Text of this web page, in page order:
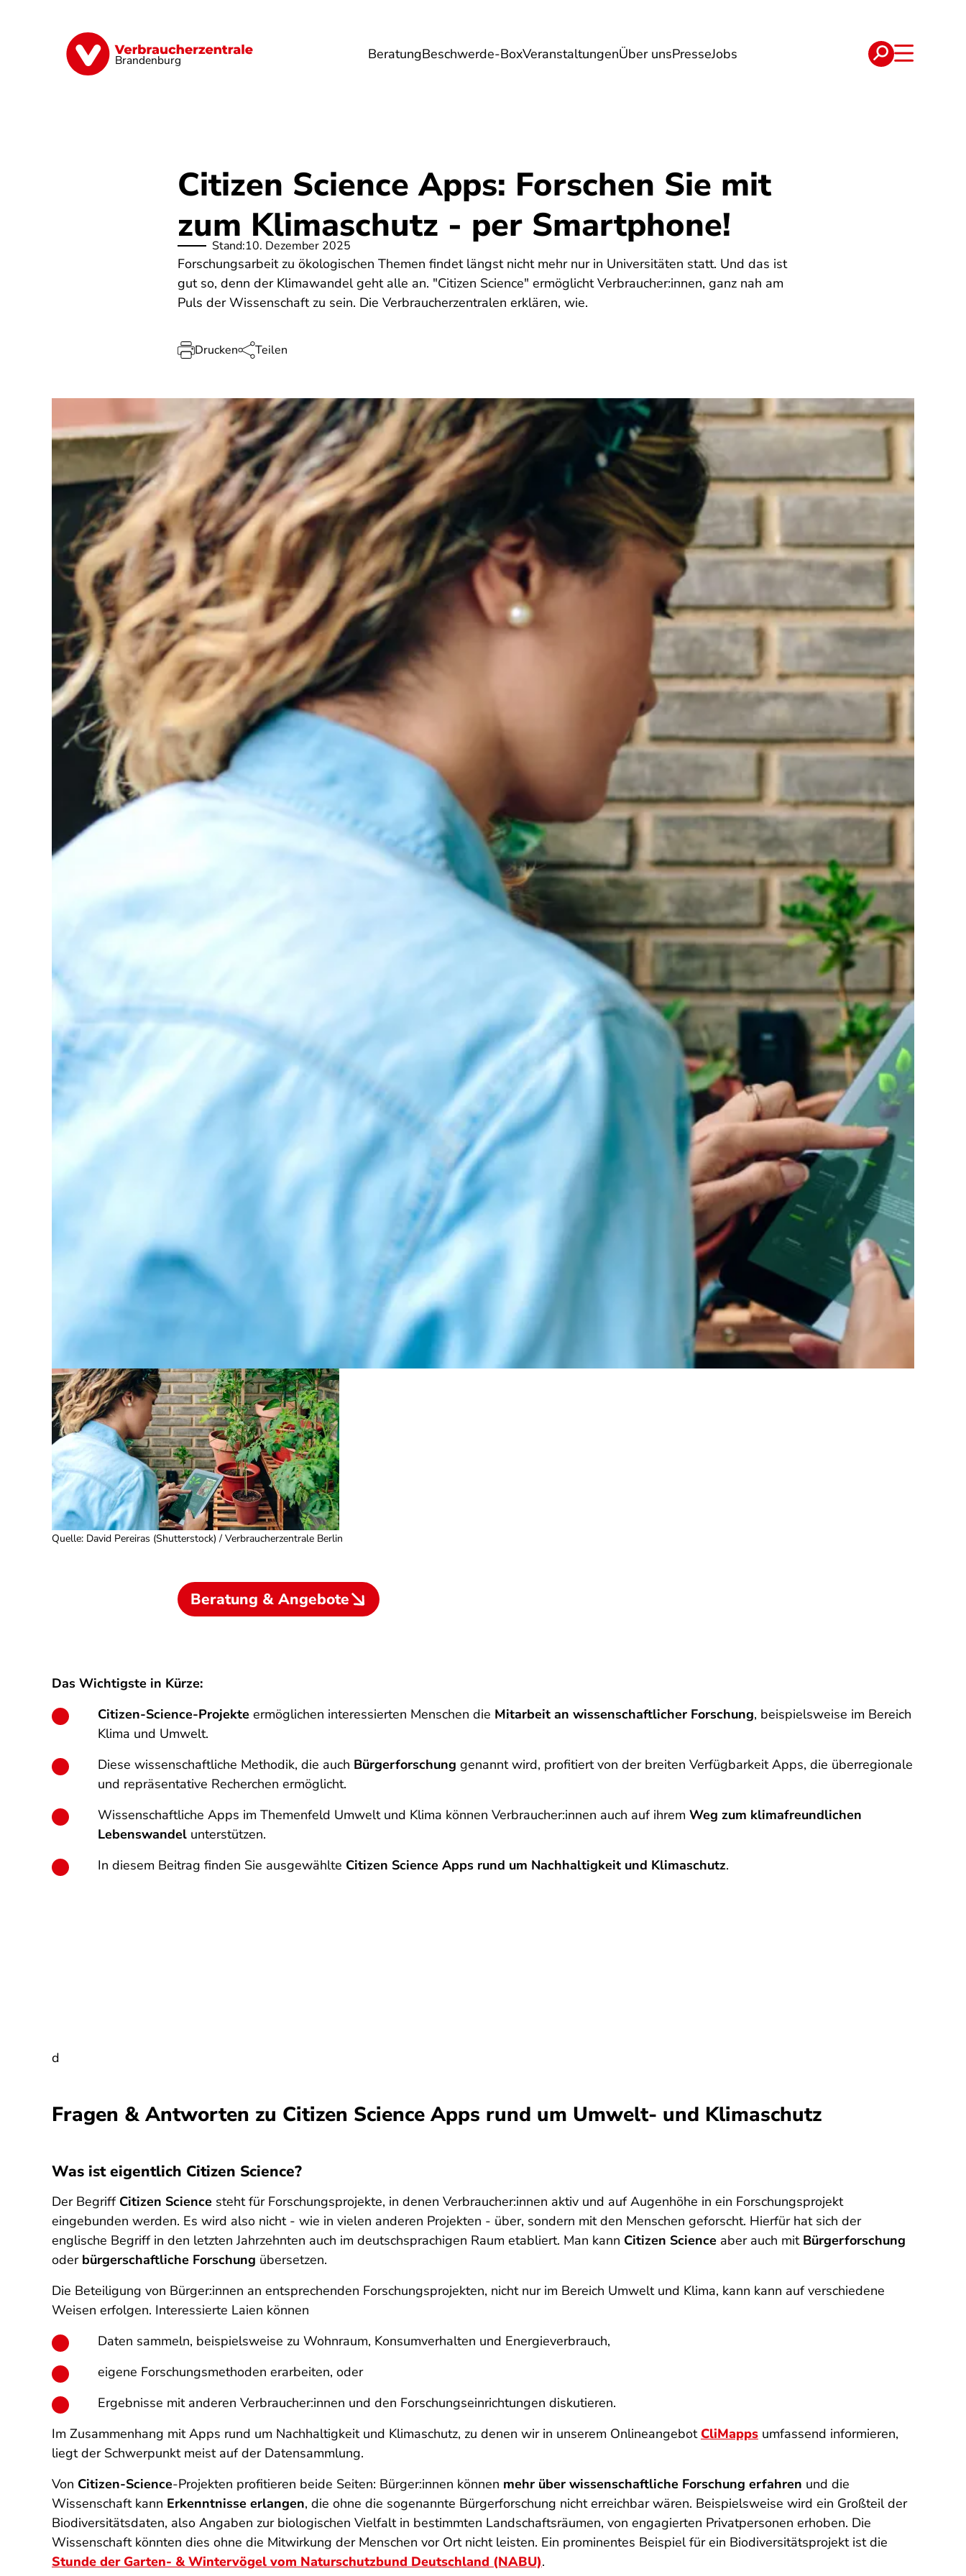
Brandenburg BeratungBeschwerde-BoxVeranstaltungenÜber unsPresseJobs
Finanzen Digitales Lebensmittel Umwelt Gesundheit Energie Reise Verträge
Citizen Science Apps: Forschen Sie mit
zum Klimaschutz - per Smartphone!
Stand:10. Dezember 2025
Forschungsarbeit zu ökologischen Themen findet längst nicht mehr nur in Universitäten statt. Und das ist
gut so, denn der Klimawandel geht alle an. "Citizen Science" ermöglicht Verbraucher:innen, ganz nah am
Puls der Wissenschaft zu sein. Die Verbraucherzentralen erklären, wie.
Drucken Teilen
Quelle: David Pereiras (Shutterstock) / Verbraucherzentrale Berlin
Beratung & Angebote
Das Wichtigste in Kürze:
Citizen-Science-Projekte ermöglichen interessierten Menschen die Mitarbeit an wissenschaftlicher Forschung, beispielsweise im Bereich
Klima und Umwelt.
Diese wissenschaftliche Methodik, die auch Bürgerforschung genannt wird, profitiert von der breiten Verfügbarkeit Apps, die überregionale
und repräsentative Recherchen ermöglicht.
Wissenschaftliche Apps im Themenfeld Umwelt und Klima können Verbraucher:innen auch auf ihrem Weg zum klimafreundlichen
Lebenswandel unterstützen.
In diesem Beitrag finden Sie ausgewählte Citizen Science Apps rund um Nachhaltigkeit und Klimaschutz.
d
Fragen & Antworten zu Citizen Science Apps rund um Umwelt- und Klimaschutz
Was ist eigentlich Citizen Science?
Der Begriff Citizen Science steht für Forschungsprojekte, in denen Verbraucher:innen aktiv und auf Augenhöhe in ein Forschungsprojekt
eingebunden werden. Es wird also nicht - wie in vielen anderen Projekten - über, sondern mit den Menschen geforscht. Hierfür hat sich der
englische Begriff in den letzten Jahrzehnten auch im deutschsprachigen Raum etabliert. Man kann Citizen Science aber auch mit Bürgerforschung
oder bürgerschaftliche Forschung übersetzen.
Die Beteiligung von Bürger:innen an entsprechenden Forschungsprojekten, nicht nur im Bereich Umwelt und Klima, kann kann auf verschiedene
Weisen erfolgen. Interessierte Laien können
Daten sammeln, beispielsweise zu Wohnraum, Konsumverhalten und Energieverbrauch,
eigene Forschungsmethoden erarbeiten, oder
Ergebnisse mit anderen Verbraucher:innen und den Forschungseinrichtungen diskutieren.
Im Zusammenhang mit Apps rund um Nachhaltigkeit und Klimaschutz, zu denen wir in unserem Onlineangebot CliMapps umfassend informieren,
liegt der Schwerpunkt meist auf der Datensammlung.
Von Citizen-Science-Projekten profitieren beide Seiten: Bürger:innen können mehr über wissenschaftliche Forschung erfahren und die
Wissenschaft kann Erkenntnisse erlangen, die ohne die sogenannte Bürgerforschung nicht erreichbar wären. Beispielsweise wird ein Großteil der
Biodiversitätsdaten, also Angaben zur biologischen Vielfalt in bestimmten Landschaftsräumen, von engagierten Privatpersonen erhoben. Die
Wissenschaft könnten dies ohne die Mitwirkung der Menschen vor Ort nicht leisten. Ein prominentes Beispiel für ein Biodiversitätsprojekt ist die
Stunde der Garten- & Wintervögel vom Naturschutzbund Deutschland (NABU).